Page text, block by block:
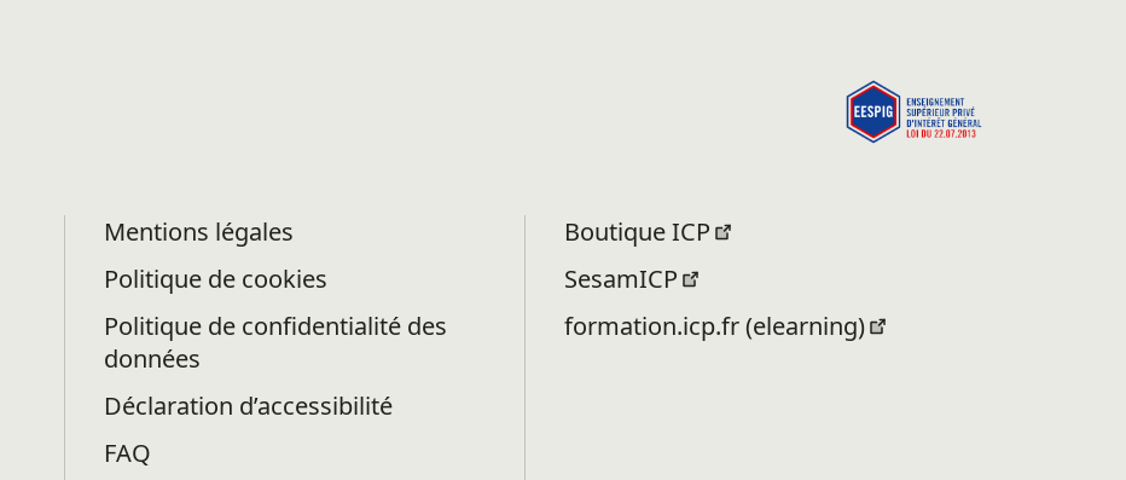
Mentions légales
Politique de cookies
Politique de confidentialité des
données
Déclaration d’accessibilité
FAQ
Boutique ICP
SesamICP
formation.icp.fr (elearning)